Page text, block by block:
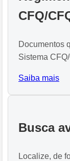
CFQ/
Documentos
Sistema
Saiba mais
Busca
Localize, de